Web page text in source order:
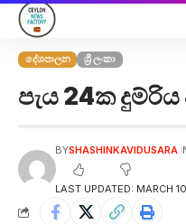
දේශපාලන ශ්‍රී ලංකා
පැය 24ක
LAST UPDATED: MARCH
BYSHASHINKAVIDUSARA